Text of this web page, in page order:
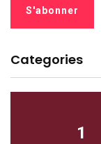
Categories
1